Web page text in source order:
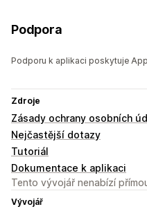
Podpora
Podporu k aplikaci poskytuje
Zdroje
Zásady ochrany osobních
Nejčastější dotazy
Tutoriál
Dokumentace k aplikaci
Tento vývojář nenabízí
Vývojář